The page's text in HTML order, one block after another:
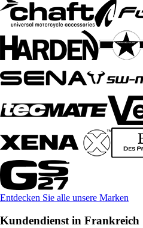
Entdecken Sie alle unsere Marken
Kundendienst in Frankreich